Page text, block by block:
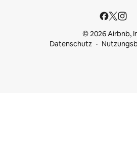
© 2026 Airbnb,
Datenschutz